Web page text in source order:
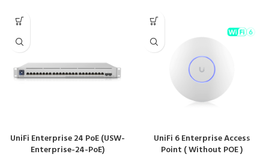
UniFi Enterprise 24 PoE (USW-
Enterprise-24-PoE)
UniFi 6 Enterprise Access
Point ( Without POE )